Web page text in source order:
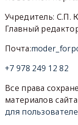
Учредитель: С.П.
Главный
Почта:
+7 978 249 12 82
Все права
материалов
для